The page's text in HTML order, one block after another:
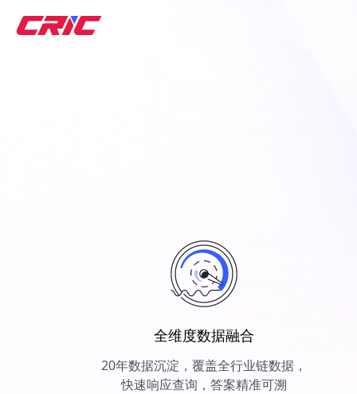
全维度数据融合
20年数据沉淀，覆盖全行业链数据，
快速响应查询，答案精准可溯